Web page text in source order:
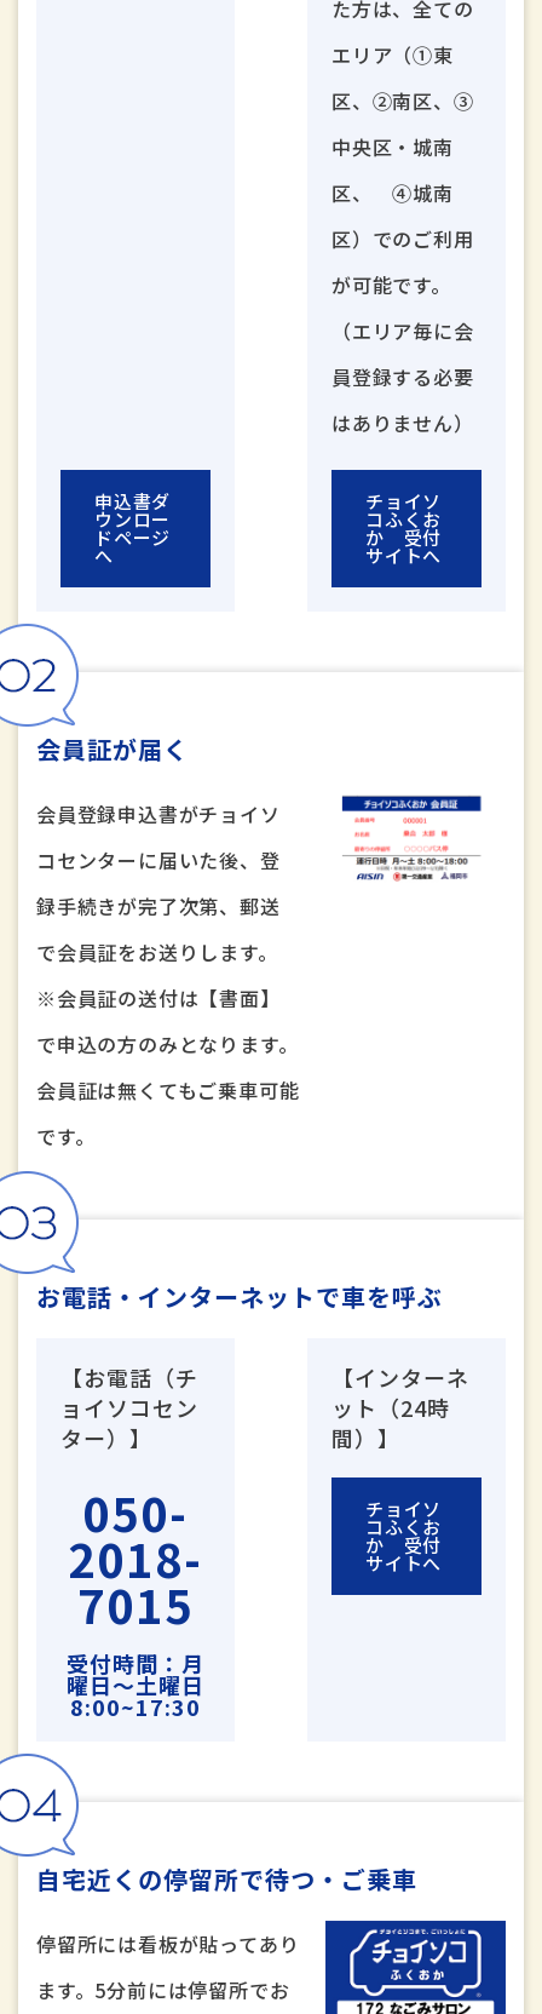
申込書ダ
ウンロー
ドページ
へ
た方は、全ての
エリア（①東
区、②南区、③
中央区・城南
区、 ④城南
区）でのご利用
が可能です。
（エリア毎に会
員登録する必要
はありません）
チョイソ
コふくお
か 受付
サイトへ
会員証が届く
会員登録申込書がチョイソ
コセンターに届いた後、登
録手続きが完了次第、郵送
で会員証をお送りします。
※会員証の送付は【書面】
で申込の方のみとなります。
会員証は無くてもご乗車可能
です。
お電話・インターネットで車を呼ぶ
【お電話（チ
ョイソコセン
ター）】
050-
2018-
7015
受付時間：月
曜日〜土曜日
8:00~17:30
【インターネ
ット（24時
間）】
チョイソ
コふくお
か 受付
サイトへ
自宅近くの停留所で待つ・ご乗車
停留所には看板が貼ってあり
ます。5分前には停留所でお